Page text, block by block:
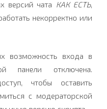
версий чата КАК ЕСТЬ,
некорректно или
возможность входа в
панели отключена.
чтобы оставить
с модераторской